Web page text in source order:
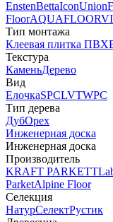
EnstenBettaIconUnion
FloorAQUAFLOOR
Тип монтажа
Клеевая плитка ПВХ
Текстура
КаменьДерево
Вид
ЕлочкаSPCLVTWPC
Тип дерева
ДубОрех
Инженерная доска
Инженерная доска
Производитель
KRAFT PARKETT
ParketAlpine Floor
Селекция
НатурСелектРустик